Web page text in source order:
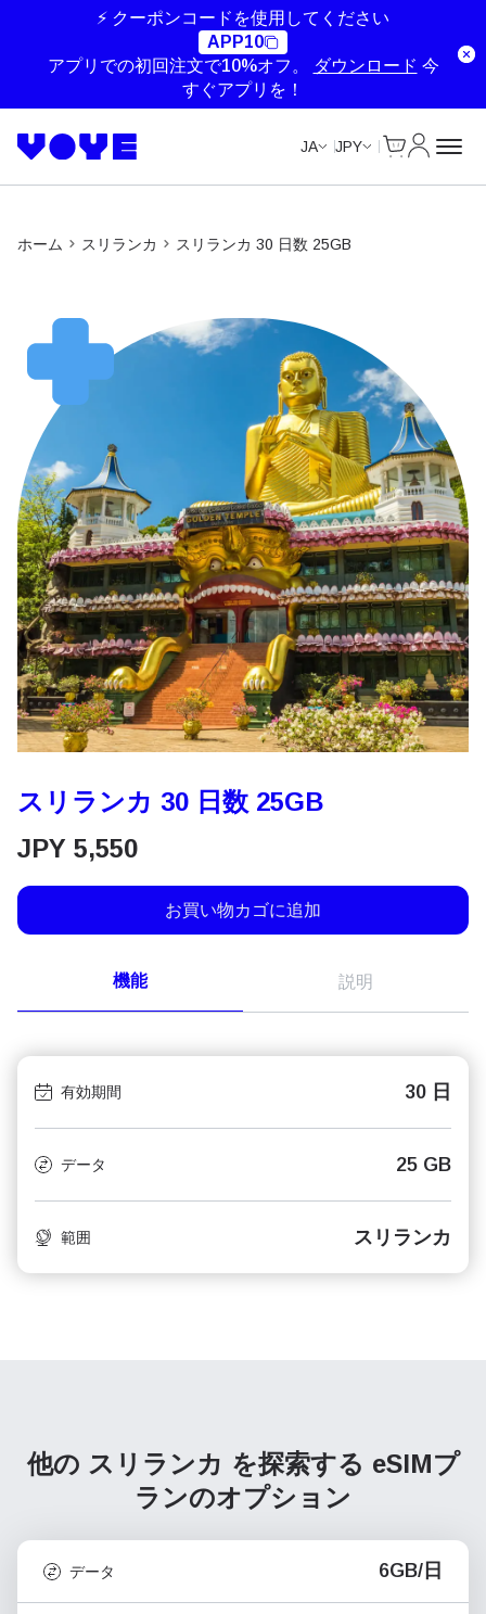
⚡ クーポンコードを使用してください
APP10
アプリでの初回注文で10%オフ。
ダウンロード 今
すぐアプリを！
JA JPY
ホーム スリランカ スリランカ 30 日数 25GB
スリランカ 30 日数 25GB
JPY 5,550
お買い物カゴに追加
機能 説明
有効期間 30 日
データ 25 GB
範囲 スリランカ
他の スリランカ を探索する eSIMプ
ランのオプション
Unlimited Data
データ 6GB/日
Unlimited Data
Unlimited Data
Unlimited Data